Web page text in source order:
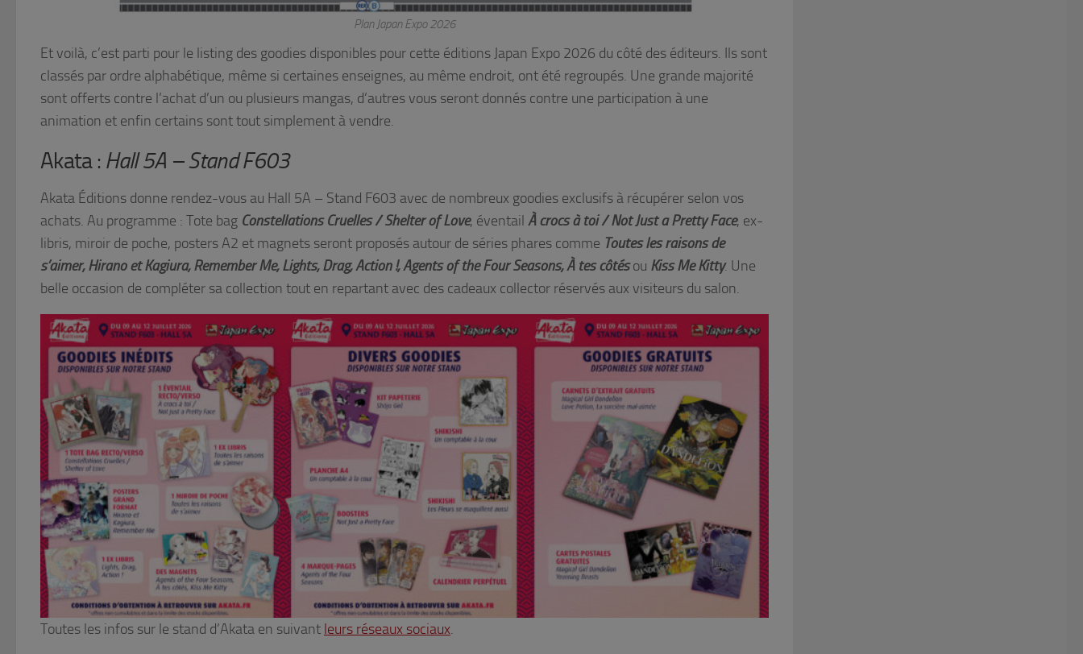
Plan Japan Expo 2026
Et voilà, c’est parti pour le listing des goodies disponibles pour cette éditions Japan Expo 2026 du côté des éditeurs. Ils sont
classés par ordre alphabétique, même si certaines enseignes, au même endroit, ont été regroupés. Une grande majorité
sont offerts contre l’achat d’un ou plusieurs mangas, d’autres vous seront donnés contre une participation à une
animation et enfin certains sont tout simplement à vendre.
Akata : Hall 5A – Stand F603
Akata Éditions donne rendez-vous au Hall 5A – Stand F603 avec de nombreux goodies exclusifs à récupérer selon vos
achats. Au programme : Tote bag Constellations Cruelles / Shelter of Love, éventail À crocs à toi / Not Just a Pretty Face, ex-
libris, miroir de poche, posters A2 et magnets seront proposés autour de séries phares comme Toutes les raisons de
s’aimer, Hirano et Kagiura, Remember Me, Lights, Drag, Action !, Agents of the Four Seasons, À tes côtésou Kiss Me Kitty. Une
belle occasion de compléter sa collection tout en repartant avec des cadeaux collector réservés aux visiteurs du salon.
Toutes les infos sur le stand d’Akata en suivant leurs réseaux sociaux.